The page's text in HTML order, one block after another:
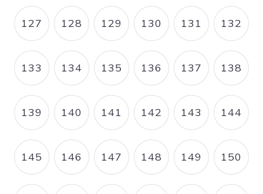
PAGE
127 PAGE
128 PAGE
129 PAGE
130 PAGE
131 PAGE
132
PAGE
133 PAGE
134 PAGE
135 PAGE
136 PAGE
137 PAGE
138
PAGE
139 PAGE
140 PAGE
141 PAGE
142 PAGE
143 PAGE
144
PAGE
145 PAGE
146 PAGE
147 PAGE
148 PAGE
149 PAGE
150